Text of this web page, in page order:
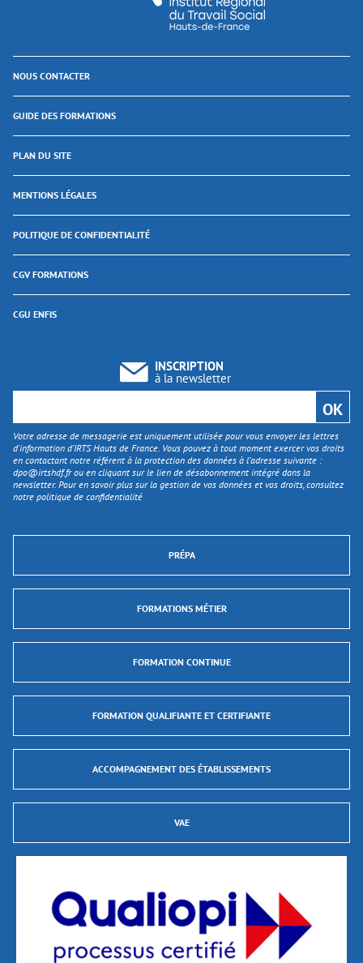
NOUS CONTACTER
GUIDE DES FORMATIONS
PLAN DU SITE
MENTIONS LÉGALES
POLITIQUE DE CONFIDENTIALITÉ
CGV FORMATIONS
CGU ENFIS
INSCRIPTION
à la newsletter
Votre adresse de messagerie est uniquement utilisée pour vous envoyer les lettres
d'information d’IRTS Hauts de France. Vous pouvez à tout moment exercer vos droits
en contactant notre référent à la protection des données à l’adresse suivante :
dpo@irtshdf.frou en cliquant sur le lien de désabonnement intégré dans la
newsletter. Pour en savoir plus sur la gestion de vos données et vos droits, consultez
notre politique de confidentialité
PRÉPA
FORMATIONS MÉTIER
FORMATION CONTINUE
FORMATION QUALIFIANTE ET CERTIFIANTE
ACCOMPAGNEMENT DES ÉTABLISSEMENTS
VAE